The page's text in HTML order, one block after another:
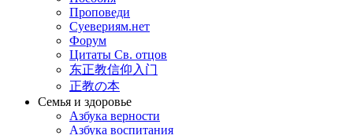
Проповеди
Суевериям.нет
Форум
Цитаты Св. отцов
东正教信仰入门
正教の本
Семья и здоровье
Азбука верности
Азбука воспитания